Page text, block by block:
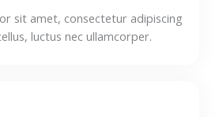
sit amet, consectetur adipiscing
luctus nec ullamcorper.